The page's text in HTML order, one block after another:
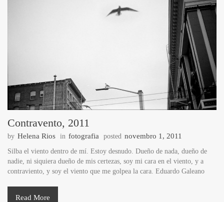
Contravento, 2011
by Helena Rios in fotografia posted novembro 1, 2011
Silba el viento dentro de mí. Estoy desnudo. Dueño de nada, dueño de
nadie, ni siquiera dueño de mis certezas, soy mi cara en el viento, y a
contraviento, y soy el viento que me golpea la cara. Eduardo Galeano
Read More